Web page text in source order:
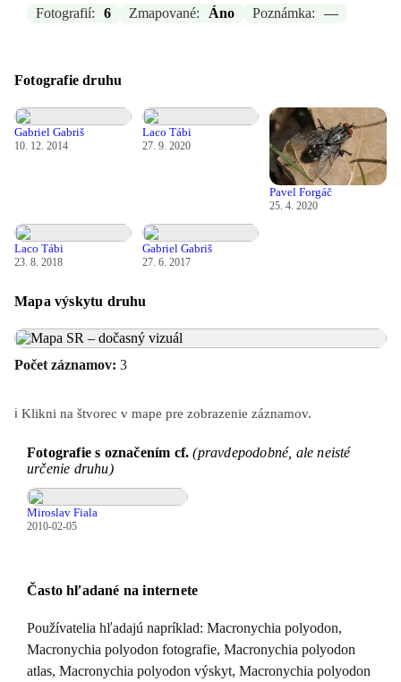
Zdroj: GBIF
Fotografií: 6 Zmapované: Áno Poznámka: —
Fotografie druhu
Gabriel Gabriš
10. 12. 2014
Laco Tábi
27. 9. 2020
Pavel Forgáč
25. 4. 2020
Laco Tábi
23. 8. 2018
Gabriel Gabriš
27. 6. 2017
Mapa výskytu druhu
Počet záznamov: 3
ℹ️ Klikni na štvorec v mape pre zobrazenie záznamov.
Fotografie s označením cf.(pravdepodobné, ale neisté
určenie druhu)
Miroslav Fiala
2010-02-05
Často hľadané na internete
Používatelia hľadajú napríklad: Macronychia polyodon,
Macronychia polyodon fotografie, Macronychia polyodon
atlas, Macronychia polyodon výskyt, Macronychia polyodon